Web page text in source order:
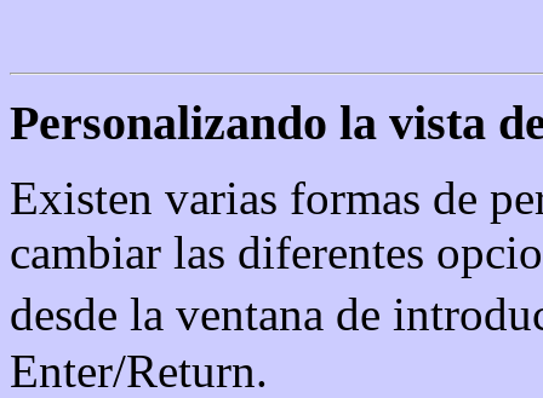
Personalizando la vista
Existen varias formas de
cambiar las diferentes
desde la ventana de
Enter/Return.